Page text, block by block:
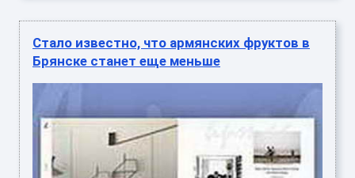
Стало известно, что армянских фруктов в
Брянске станет еще меньше